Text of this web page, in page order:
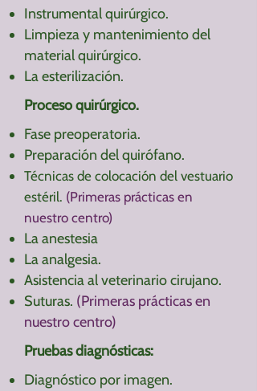
Instrumental quirúrgico.
Limpieza y mantenimiento del
material quirúrgico.
La esterilización.
Proceso quirúrgico.
Fase preoperatoria.
Preparación del quirófano.
Técnicas de colocación del vestuario
estéril. (Primeras prácticas en
nuestro centro)
La anestesia
La analgesia.
Asistencia al veterinario cirujano.
Suturas. (Primeras prácticas en
nuestro centro)
Pruebas diagnósticas:
Diagnóstico por imagen.